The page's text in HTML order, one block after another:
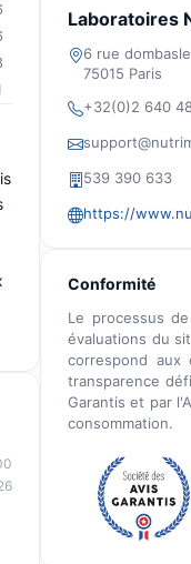
Laboratoires
6 rue dombasle
75015 Paris
+32(0)2 640
539 390 633
https://
Conformité
Le processus
évaluations du
correspond aux
transparence
Garantis et par
consommation.